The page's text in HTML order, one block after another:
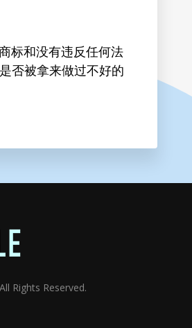
标和没有违反任何法
否被拿来做过不好的
Rights Reserved.